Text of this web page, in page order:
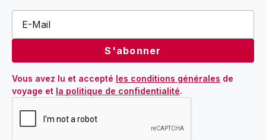
Vous avez lu et accepté les conditions générales de
voyage et la politique de confidentialité.